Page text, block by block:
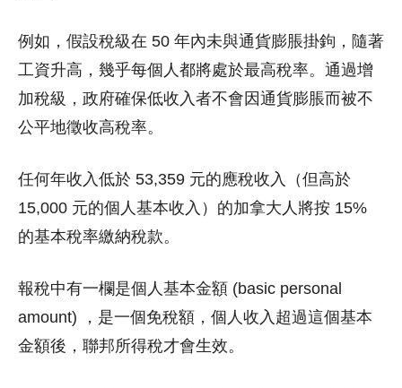
例如，假設稅級在 50 年內未與通貨膨脹掛鉤，隨著
工資升高，幾乎每個人都將處於最高稅率。通過增
加稅級，政府確保低收入者不會因通貨膨脹而被不
公平地徵收高稅率。
任何年收入低於 53,359 元的應稅收入（但高於
15,000 元的個人基本收入）的加拿大人將按 15%
的基本稅率繳納稅款。
報稅中有一欄是個人基本金額 (basic personal
amount) ，是一個免稅額，個人收入超過這個基本
金額後，聯邦所得稅才會生效。